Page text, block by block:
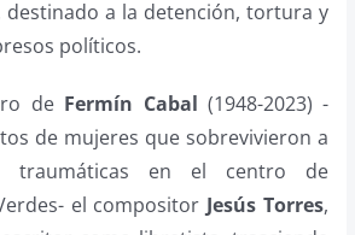
destinado a la detención, tortura y
políticos.
de Fermín Cabal (1948-2023) -
de mujeres que sobrevivieron a
traumáticas en el centro de
el compositor Jesús Torres,